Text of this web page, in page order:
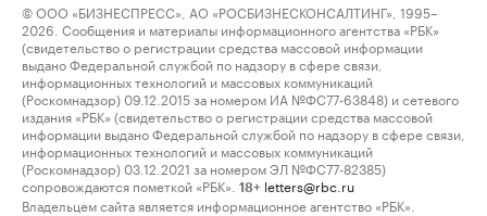
© ООО «БИЗНЕСПРЕСС», АО «РОСБИЗНЕСКОНСАЛТИНГ», 1995–
2026. Сообщения и материалы информационного агентства «РБК»
(свидетельство о регистрации средства массовой информации
выдано Федеральной службой по надзору в сфере связи,
информационных технологий и массовых коммуникаций
(Роскомнадзор) 09.12.2015 за номером ИА №ФС77-63848) и сетевого
издания «РБК» (свидетельство о регистрации средства массовой
информации выдано Федеральной службой по надзору в сфере связи,
информационных технологий и массовых коммуникаций
(Роскомнадзор) 03.12.2021 за номером ЭЛ №ФС77-82385)
сопровождаются пометкой «РБК».
18+ letters@rbc.ru
Владельцем сайта является информационное агентство «РБК».